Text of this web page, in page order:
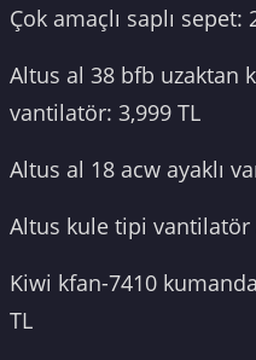
Çok amaçlı saplı sepet:
Altus al 38 bfb uzaktan
vantilatör: 3,999 TL
Altus al 18 acw ayaklı
Altus kule tipi vantilatör
Kiwi kfan-7410
TL